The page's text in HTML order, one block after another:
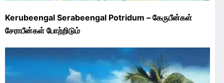
Kerubeengal Serabeengal Potridum – கேருபீன்கள்
சேராபீன்கள் போற்றிடும்